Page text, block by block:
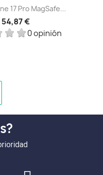
rápida
17 Pro MagSafe...
54,87 €
0 opinión